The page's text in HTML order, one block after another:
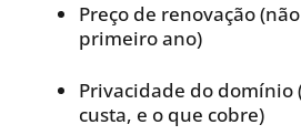
Preço de renovação
primeiro ano)
Privacidade do domínio
custa, e o que cobre)